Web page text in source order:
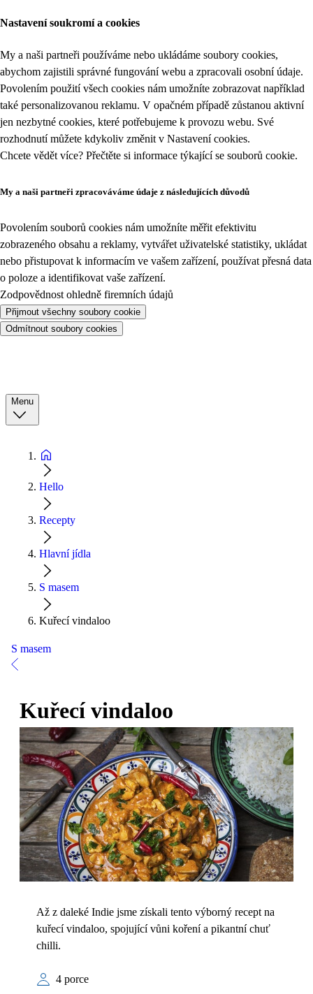
Nastavení soukromí a cookies
My a naši partneři používáme nebo ukládáme soubory cookies,
abychom zajistili správné fungování webu a zpracovali osobní údaje.
Povolením použití všech cookies nám umožníte zobrazovat například
také personalizovanou reklamu. V opačném případě zůstanou aktivní
jen nezbytné cookies, které potřebujeme k provozu webu. Své
rozhodnutí můžete kdykoliv změnit v Nastavení cookies.
Chcete vědět více? Přečtěte si informace týkající se souborů cookie.
My a naši partneři zpracováváme údaje z následujících důvodů
Povolením souborů cookies nám umožníte měřit efektivitu
zobrazeného obsahu a reklamy, vytvářet uživatelské statistiky, ukládat
nebo přistupovat k informacím ve vašem zařízení, používat přesná data
o poloze a identifikovat vaše zařízení.
Zodpovědnost ohledně firemních údajů
Přijmout všechny soubory cookie
Odmítnout soubory cookies
Menu
Hello
Recepty
Hlavní jídla
S masem
Kuřecí vindaloo
S masem
Kuřecí vindaloo
Až z daleké Indie jsme získali tento výborný recept na
kuřecí vindaloo, spojující vůni koření a pikantní chuť
chilli.
4 porce